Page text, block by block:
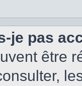
je pas
être